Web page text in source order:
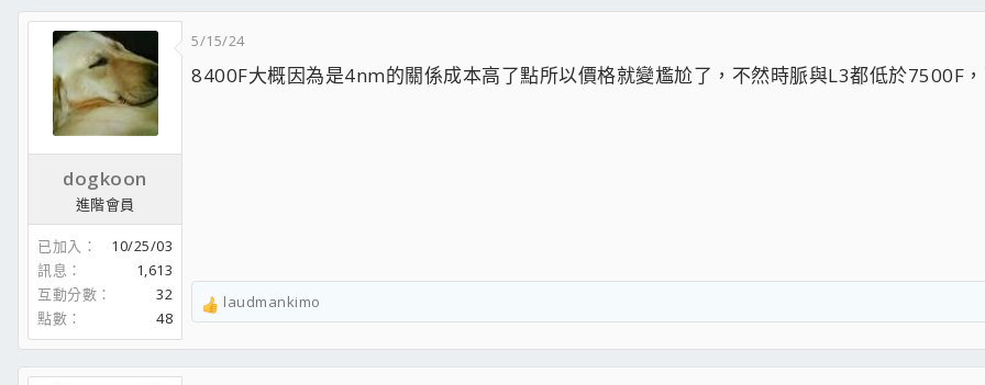
dogkoon
進階會員
已加入
10/25/03
訊息
1,613
互動分數
32
點數
48
5/15/24
8400F大概因為是4nm的關係成本高了點所以價格就變尷尬了，不然時脈與L3都低於7500F
R
a
laudmankimo